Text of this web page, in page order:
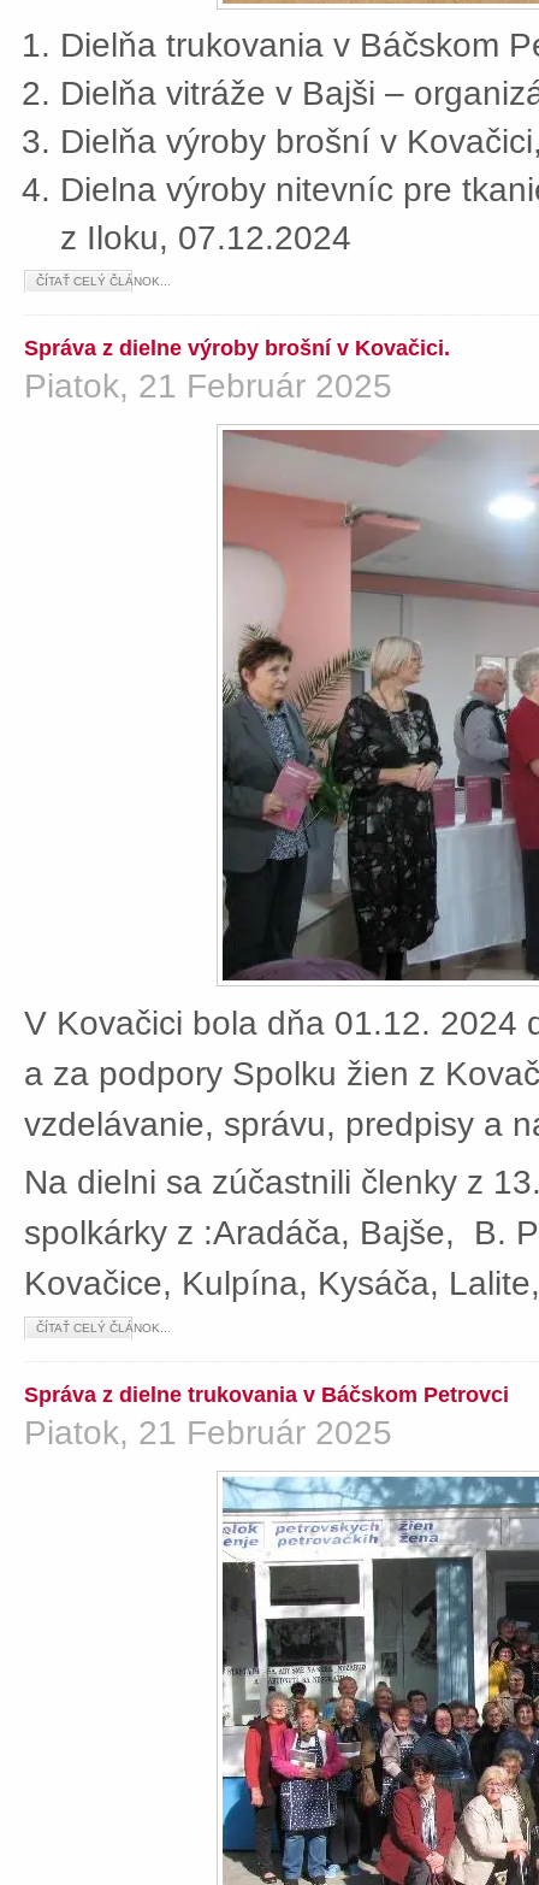
Dielňa trukovania v Báčskom
Dielňa vitráže v Bajši –
Dielňa výroby brošní v
Dielna výroby nitevníc pre
z Iloku, 07.12.2024
ČÍTAŤ CELÝ ČLÁNOK...
Správa z dielne výroby brošní v Kovačici.
Piatok, 21 Február 2025
V Kovačici bola dňa 01.12. 2024
a za podpory Spolku žien z
vzdelávanie, správu, predpisy a
Na dielni sa zúčastnili členky z
spolkárky z :Aradáča, Bajše, B.
Kovačice, Kulpína, Kysáča,
ČÍTAŤ CELÝ ČLÁNOK...
Správa z dielne trukovania v Báčskom Petrovci
Piatok, 21 Február 2025